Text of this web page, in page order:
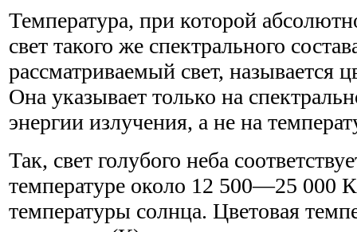
Температура, при которой
свет такого же спектрального
рассматриваемый свет, называется
Она указывает только на
энергии излучения, а не на
Так, свет голубого неба
температуре около 12 500—25 000
температуры солнца. Цветовая